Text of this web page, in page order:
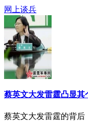
网上谈兵
蔡英文大发雷霆凸显其
蔡英文大发雷霆的背后